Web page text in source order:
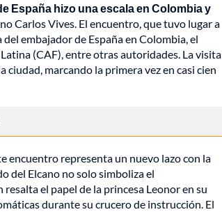
España hizo una escala en Colombia y
Carlos Vives. El encuentro, que tuvo lugar a
embajador de España en Colombia, el
(CAF), entre otras autoridades. La visita
marcando la primera vez en casi cien
encuentro representa un nuevo lazo con la
del Elcano no solo simboliza el
el papel de la princesa Leonor en su
durante su crucero de instrucción. El